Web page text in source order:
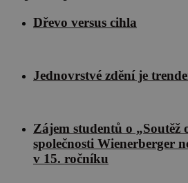
Dřevo versus cihla
Jednovrstvé zdění je
Zájem studentů o „Soutěž
společnosti Wienerberger
v 15. ročníku